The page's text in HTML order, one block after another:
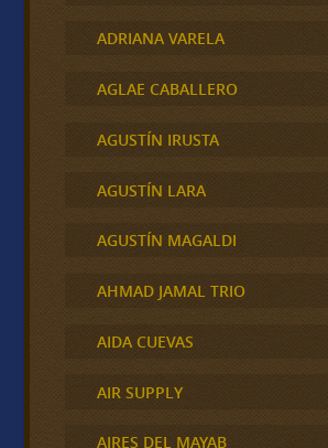
ADRIANA VARELA
AGLAE CABALLERO
AGUSTÍN IRUSTA
AGUSTÍN LARA
AGUSTÍN MAGALDI
AHMAD JAMAL TRIO
AIDA CUEVAS
AIR SUPPLY
AIRES DEL MAYAB